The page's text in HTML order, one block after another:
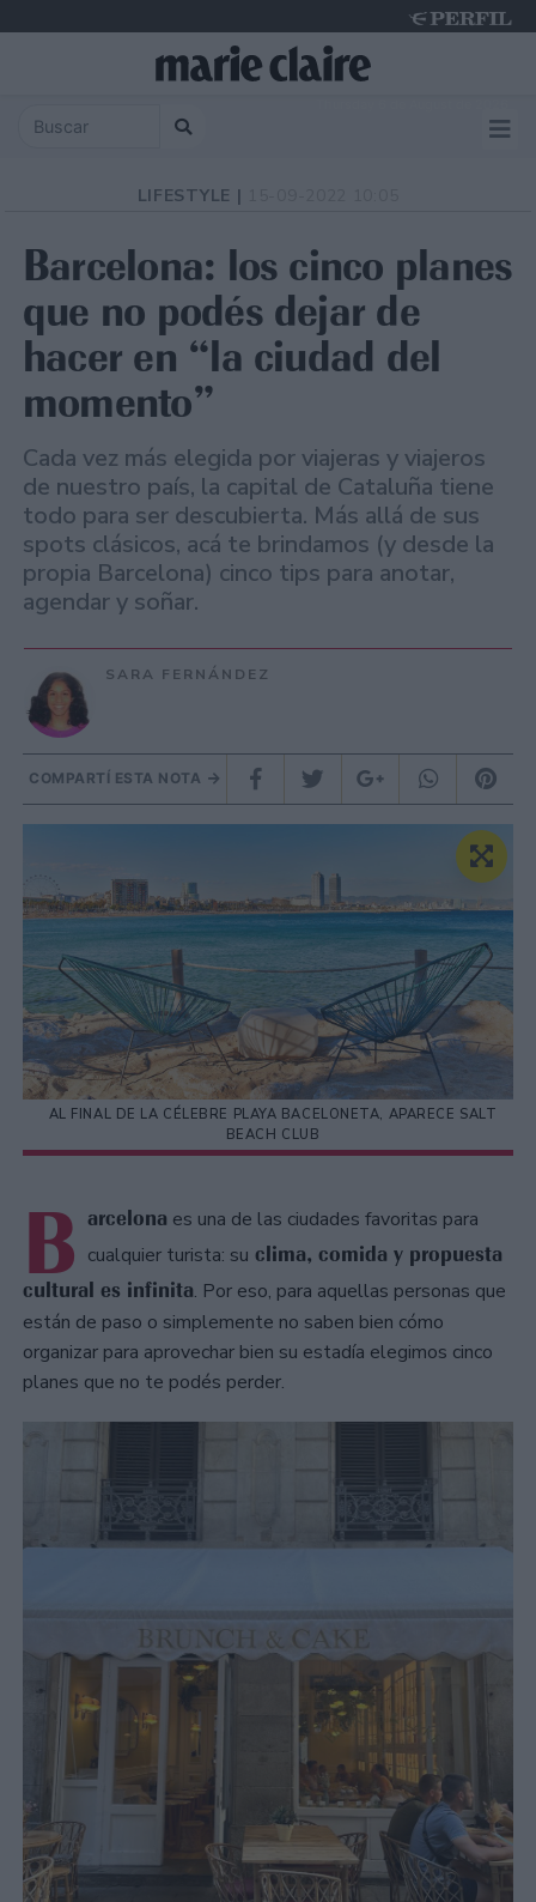
LIFESTYLE |
Barcelona: los cinco planes
que no podés dejar de
hacer en “la ciudad del
momento”
Cada vez más elegida por viajeras y viajeros
de nuestro país, la capital de Cataluña tiene
todo para ser descubierta. Más allá de sus
spots clásicos, acá te brindamos (y desde la
propia Barcelona) cinco tips para anotar,
agendar y soñar.
SARA FERNÁNDEZ
COMPARTÍ ESTA NOTA
AL FINAL DE LA CÉLEBRE PLAYA BACELONETA, APARECE SALT
BEACH CLUB
B arcelona es una de las ciudades favoritas para
cualquier turista: su clima, comida y propuesta
cultural es infinita. Por eso, para aquellas personas que
están de paso o simplemente no saben bien cómo
organizar para aprovechar bien su estadía elegimos cinco
planes que no te podés perder.